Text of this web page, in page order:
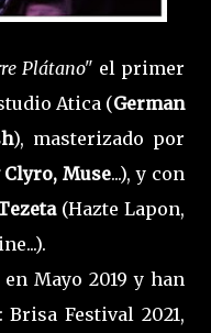
Plátano" el primer
Atica (German
), masterizado por
Clyro, Muse...), y con
(Hazte Lapon,
Mayo 2019 y han
Festival 2021,